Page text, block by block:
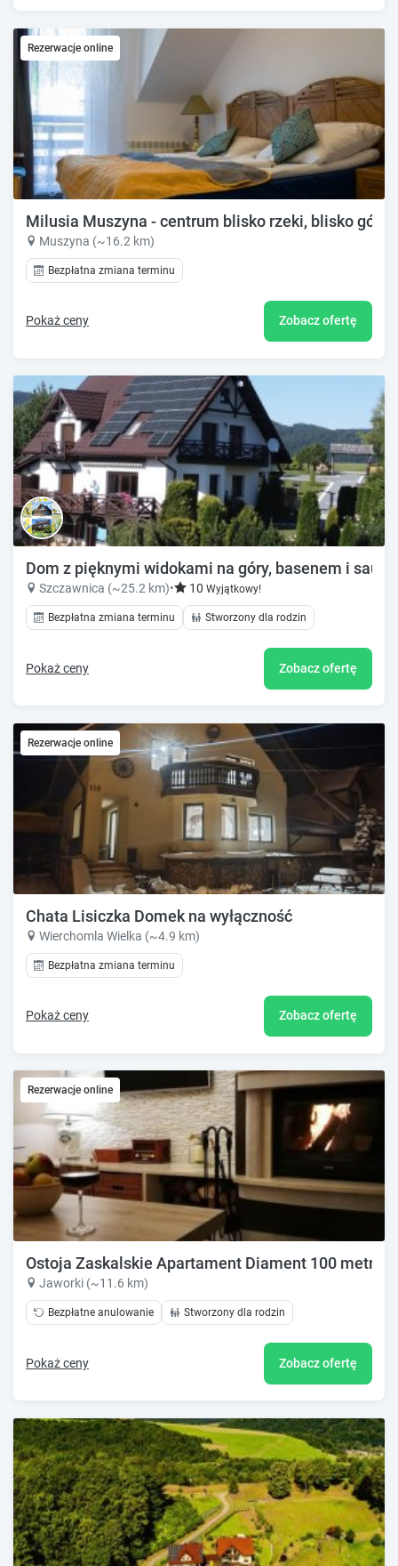
Rezerwacje online
Milusia Muszyna - centrum blisko rzeki, blisko gór
Muszyna (~16.2 km)
Bezpłatna zmiana terminu
Pokaż ceny Zobacz ofertę
Dom z pięknymi widokami na góry, basenem i
Szczawnica (~25.2 km)• 10 Wyjątkowy!
Bezpłatna zmiana terminu Stworzony dla rodzin
Pokaż ceny Zobacz ofertę
Rezerwacje online
Chata Lisiczka Domek na wyłączność
Wierchomla Wielka (~4.9 km)
Bezpłatna zmiana terminu
Pokaż ceny Zobacz ofertę
Rezerwacje online
Ostoja Zaskalskie Apartament Diament 100 metrów
Jaworki (~11.6 km)
Bezpłatne anulowanie Stworzony dla rodzin
Pokaż ceny Zobacz ofertę